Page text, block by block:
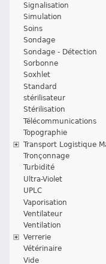
Signalisation
Simulation
Soins
Sondage
Sondage - Détection
Sorbonne
Soxhlet
Standard
stérilisateur
Stérilisation
Télécommunications
Topographie
Transport Logistique
Tronçonnage
Turbidité
Ultra-Violet
UPLC
Vaporisation
Ventilateur
Ventilation
Verrerie
Vétérinaire
Vide